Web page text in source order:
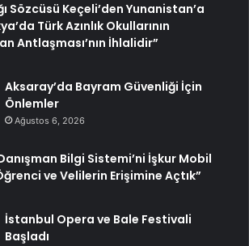
Sözcüsü Keçeli’den Yunanistan’a
Türk Azınlık Okullarının
Antlaşması’nın İhlalidir”
Aksaray’da Bayram Güvenliği İçin
Önlemler
Ağustos 6, 2026
Bilgi Sistemi’ni İşkur Mobil
ve Velilerin Erişimine Açtık”
İstanbul Opera ve Bale Festivali
Başladı